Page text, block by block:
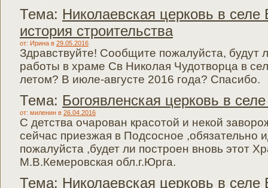
Тема: Николаевская церковь в
история строительства
от: Ирина в 29.05.2016
Здравствуйте! Сообщите пожалуйста, будут
работы в храме Св Николая Чудотворца в
летом? В июле-августе 2016 года? Спасибо.
Тема: Богоявленская церковь в
от: миленин в 26.04.2016
С детства очарован красотой и некой
сейчас приезжая в Подсосное ,обязательно
пожалуйста ,будет ли построен вновь этот
М.В.Кемеровская обл.г.Юрга.
Тема: Николаевская церковь в